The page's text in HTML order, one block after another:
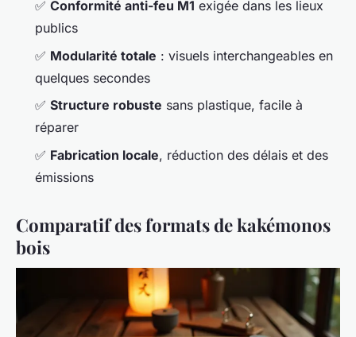
✅ Conformité anti-feu M1 exigée dans les lieux
publics
✅ Modularité totale : visuels interchangeables en
quelques secondes
✅ Structure robuste sans plastique, facile à
réparer
✅ Fabrication locale, réduction des délais et des
émissions
Comparatif des formats de kakémonos
bois